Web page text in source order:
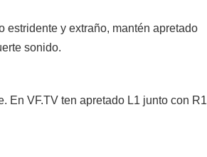
estridente y extraño, mantén apretado
sonido.
En VF.TV ten apretado L1 junto con R1